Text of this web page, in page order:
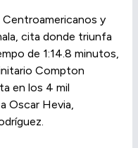
y
cita donde triunfa
de 1:14.8 minutos,
Compton
en los 4 mil
Oscar Hevia,